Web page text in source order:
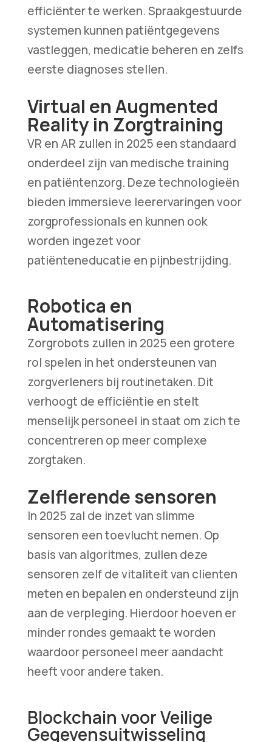
efficiënter te werken. Spraakgestuurde
systemen kunnen patiëntgegevens
vastleggen, medicatie beheren en zelfs
eerste diagnoses stellen.
Virtual en Augmented
Reality in Zorgtraining
VR en AR zullen in 2025 een standaard
onderdeel zijn van medische training
en patiëntenzorg. Deze technologieën
bieden immersieve leerervaringen voor
zorgprofessionals en kunnen ook
worden ingezet voor
patiënteneducatie en pijnbestrijding.
Robotica en
Automatisering
Zorgrobots zullen in 2025 een grotere
rol spelen in het ondersteunen van
zorgverleners bij routinetaken. Dit
verhoogt de efficiëntie en stelt
menselijk personeel in staat om zich te
concentreren op meer complexe
zorgtaken.
Zelflerende sensoren
In 2025 zal de inzet van slimme
sensoren een toevlucht nemen. Op
basis van algoritmes, zullen deze
sensoren zelf de vitaliteit van clienten
meten en bepalen en ondersteund zijn
aan de verpleging. Hierdoor hoeven er
minder rondes gemaakt te worden
waardoor personeel meer aandacht
heeft voor andere taken.
Blockchain voor Veilige
Gegevensuitwisseling